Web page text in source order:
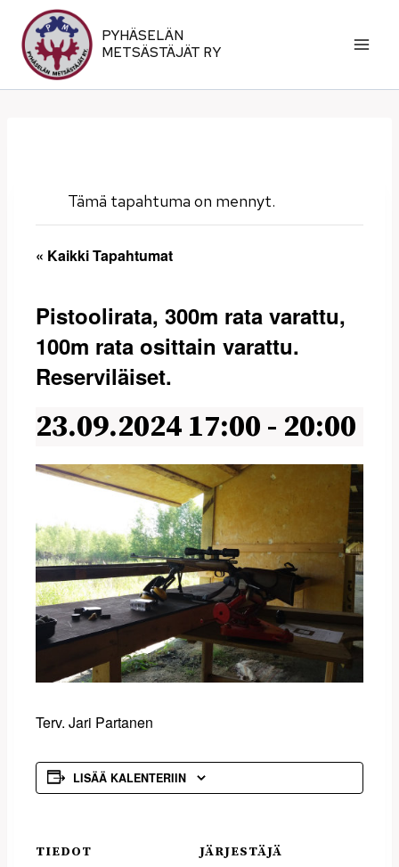
sisältöön
PYHÄSELÄN
METSÄSTÄJÄT RY
Tämä tapahtuma on mennyt.
« Kaikki Tapahtumat
Pistoolirata, 300m rata varattu,
100m rata osittain varattu.
Reserviläiset.
23.09.2024 17:00 - 20:00
Terv. Jari Partanen
LISÄÄ KALENTERIIN
TIEDOT JÄRJESTÄJÄ